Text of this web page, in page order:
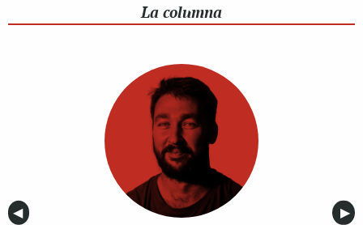
La columna
Anterior
◀︎ ▶︎